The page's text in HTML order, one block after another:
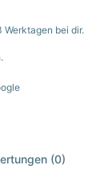
Werktagen bei dir.
(0)